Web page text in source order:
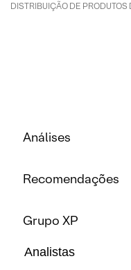
DISTRIBUIÇÃO DE
Análises
Recomendações
Grupo XP
Analistas